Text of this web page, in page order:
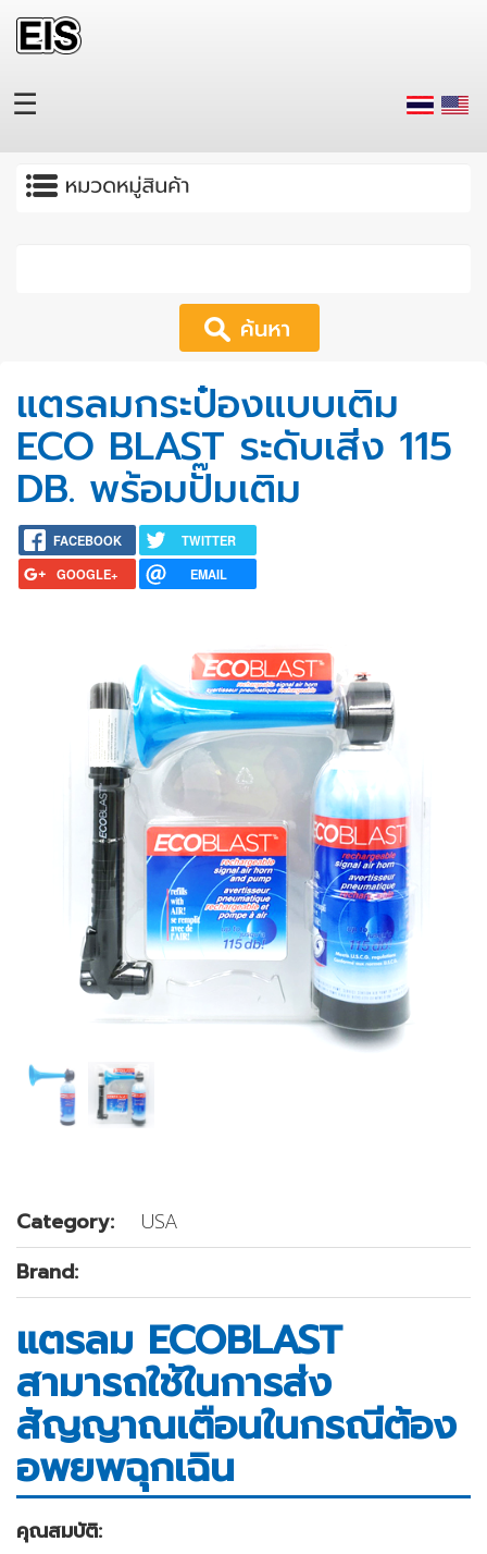
Skip to main content
☰
Apply
แตรลมกระป๋องแบบเติม
ECO BLAST ระดับเสีง 115
DB. พร้อมปั๊มเติม
FACEBOOK
TWITTER
GOOGLE+
EMAIL
Category:
USA
Brand:
แตรลม ECOBLAST
สามารถใช้ในการส่ง
สัญญาณเตือนในกรณีต้อง
อพยพฉุกเฉิน
คุณสมบัติ: